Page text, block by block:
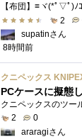
【布団】≡ヾ(*ﾟ▽ﾟ)ﾉ
2
supatinさん
8時間前
クニペックス
PCケースに擬態
2
0
araragiさん